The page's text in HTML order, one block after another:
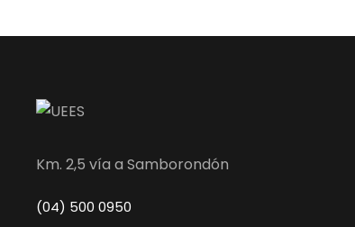
Km. 2,5 vía a Samborondón
(04) 500 0950